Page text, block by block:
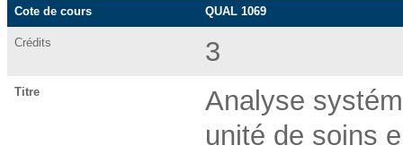
Cote de cours QUAL 1069
Crédits 3
Titre
Analyse
unité de soins